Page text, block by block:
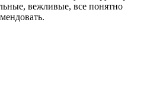
вежливые, все понятно